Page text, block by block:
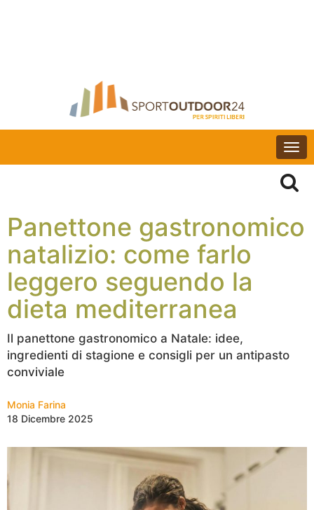
Panettone gastronomico
natalizio: come farlo
leggero seguendo la
dieta mediterranea
Il panettone gastronomico a Natale: idee,
ingredienti di stagione e consigli per un antipasto
conviviale
Monia Farina
18 Dicembre 2025